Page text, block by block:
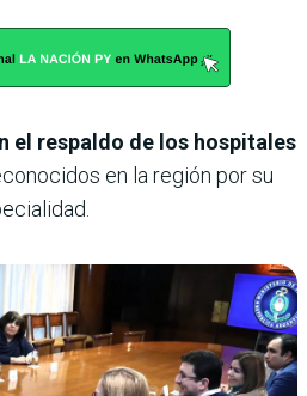
el respaldo de los hospitales
en la región por su